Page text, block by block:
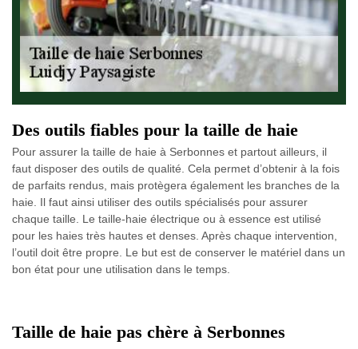
Des outils fiables pour la taille de haie
Pour assurer la taille de haie à Serbonnes et partout ailleurs, il
faut disposer des outils de qualité. Cela permet d’obtenir à la fois
de parfaits rendus, mais protègera également les branches de la
haie. Il faut ainsi utiliser des outils spécialisés pour assurer
chaque taille. Le taille-haie électrique ou à essence est utilisé
pour les haies très hautes et denses. Après chaque intervention,
l’outil doit être propre. Le but est de conserver le matériel dans un
bon état pour une utilisation dans le temps.
Taille de haie pas chère à Serbonnes